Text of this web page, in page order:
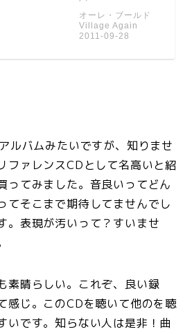
オーレ・ブールド
Village Again
2011-09-28
ルバムみたいですが、知りませ
ファレンスCDとして名高いと紹
ってみました。音良いってどん
てそこまで期待してませんでし
。表現が汚いって？すいませ
素晴らしい。これぞ、良い録
感じ。このCDを聴いて他のを聴
いです。知らない人は是非！曲